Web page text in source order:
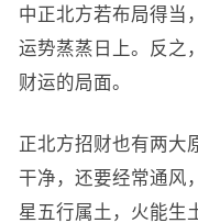
中正北方若布局得当
运势蒸蒸日上。反之
财运的局面。
正北方招财也有两大
干净，还要经常通风
星五行属土，火能生